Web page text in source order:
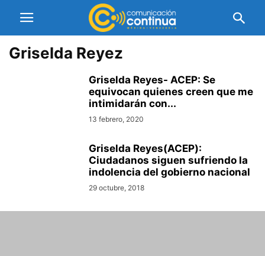
Griselda Reyez
Griselda Reyes- ACEP: Se
equivocan quienes creen que me
intimidarán con...
13 febrero, 2020
Griselda Reyes(ACEP):
Ciudadanos siguen sufriendo la
indolencia del gobierno nacional
29 octubre, 2018